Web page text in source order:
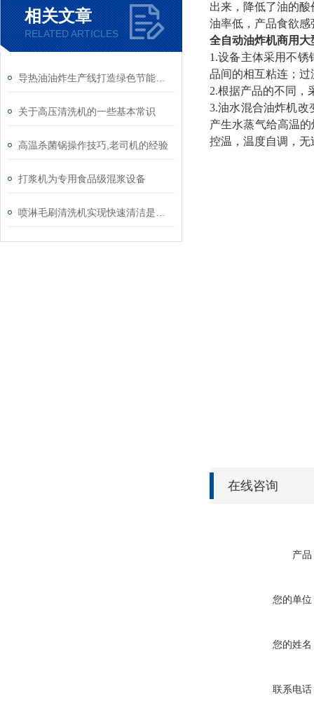
相关文章
RELATED ARTICLES
关于高压清洗机的一些基本常识
高温杀菌锅操作技巧,老司机的经验
打浆机为专用食品级混浆设备
出来，降低了油的
油率低，产品食欲感
全自动油炸机商用
1.设备主体采用不
品间的相互粘连；
2.根据产品的不同，
3.油水混合油炸机改
产生水蒸气给高温
控温，温度自调，
在线咨询
产品
您的单位
您的姓名
联系电话